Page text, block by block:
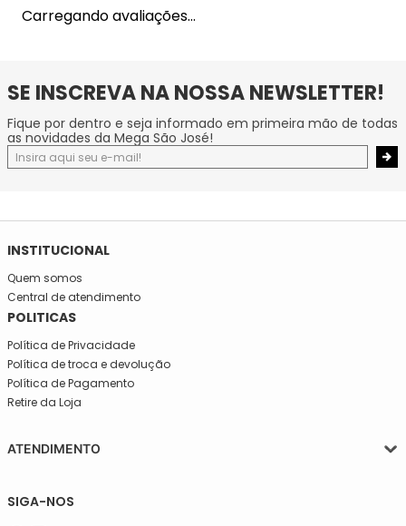
Carregando avaliações…
SE INSCREVA NA NOSSA NEWSLETTER!
Fique por dentro e seja informado em primeira mão de todas
as novidades da Mega São José!
INSTITUCIONAL
Quem somos
Central de atendimento
POLITICAS
Política de Privacidade
Política de troca e devolução
Política de Pagamento
Retire da Loja
ATENDIMENTO
Sexta, das 08:30 às 16h30.
SIGA-NOS